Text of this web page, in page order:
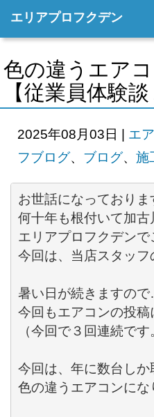
エリアプロフクデン
色の違うエア
【従業員体験談
2025年08月03日 | エ
フブログ、 ブログ、 施
お世話になっておりま
何十年も根付いて加
エリアプロフクデンで
今回は、当店スタッ
暑い日が続きますの
今回もエアコンの投稿
（今回で３回連続です
今回は、年に数台しか
色の違うエアコンにな